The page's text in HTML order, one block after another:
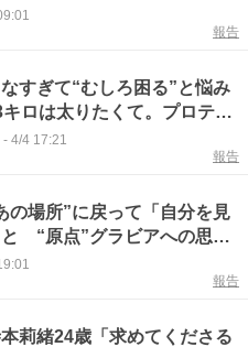
報告
すぎて“むしろ困る”と悩み
ロは太りたくて。プロテイ
か」
- 4/4 17:21
報告
の場所”に戻って「自分を見
“原点”グラビアへの思
「全部挑戦的」、ボディ
報告
莉緒24歳「求めてくださる